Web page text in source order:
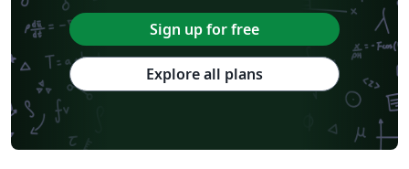
Sign up for free
Explore all plans